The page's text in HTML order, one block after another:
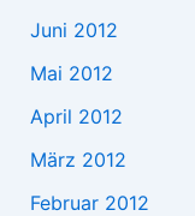
Juni 2012
Mai 2012
April 2012
März 2012
Februar 2012